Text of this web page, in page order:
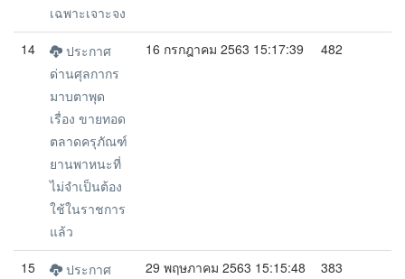
เฉพาะเจาะจง
14
ประกาศ
ด่านศุลกากร
มาบตาพุด
เรื่อง ขายทอด
ตลาดครุภัณฑ์
ยานพาหนะที่
ไม่จำเป็นต้อง
ใช้ในราชการ
แล้ว
16 กรกฎาคม 2563 15:17:39 482
15
ประกาศ
29 พฤษภาคม 2563 15:15:48 383